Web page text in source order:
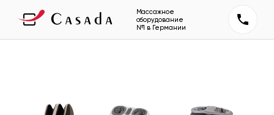
Массажное
оборудование
№1 в Германии